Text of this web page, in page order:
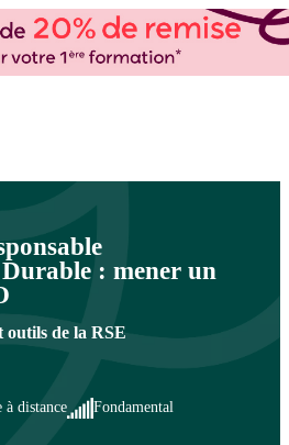
de formation à Paris et en régions
: mener un
outils de la RSE
à distance
Fondamental